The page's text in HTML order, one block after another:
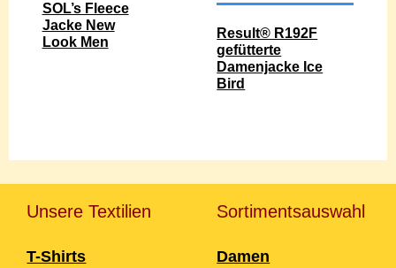
SOL’s Fleece
Jacke New
Look Men
Result® R192F
gefütterte
Damenjacke Ice
Bird
Unsere Textilien
T-Shirts
Sortimentsauswahl
Damen